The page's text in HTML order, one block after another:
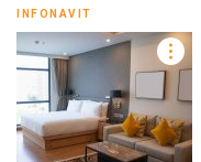
INFONAVIT